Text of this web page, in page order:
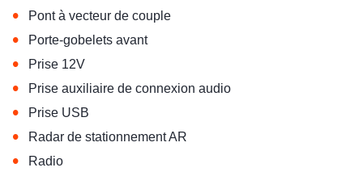
•
Pont à vecteur de couple
• Porte-gobelets avant
• Prise 12V
• Prise auxiliaire de connexion audio
• Prise USB
• Radar de stationnement AR
• Radio